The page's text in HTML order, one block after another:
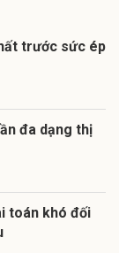
trước sức ép
đa dạng thị
toán khó đối